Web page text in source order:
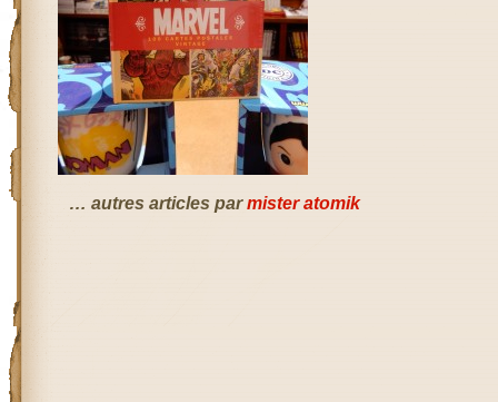
… autres articles parmister atomik